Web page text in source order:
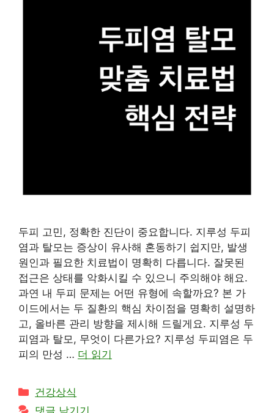
두피 고민, 정확한 진단이 중요합니다. 지루성 두피
염과 탈모는 증상이 유사해 혼동하기 쉽지만, 발생
원인과 필요한 치료법이 명확히 다릅니다. 잘못된
접근은 상태를 악화시킬 수 있으니 주의해야 해요.
과연 내 두피 문제는 어떤 유형에 속할까요? 본 가
이드에서는 두 질환의 핵심 차이점을 명확히 설명하
고, 올바른 관리 방향을 제시해 드릴게요. 지루성 두
피염과 탈모, 무엇이 다른가요? 지루성 두피염은 두
피의 만성 … 더 읽기
카
테
건강상식
댓글 남기기